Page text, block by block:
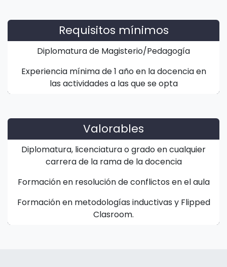
Requisitos mínimos
Diplomatura de Magisterio/Pedagogía
Experiencia mínima de 1 año en la docencia en
las actividades a las que se opta
Valorables
Diplomatura, licenciatura o grado en cualquier
carrera de la rama de la docencia
Formación en resolución de conflictos en el aula
Formación en metodologías inductivas y Flipped
Clasroom.